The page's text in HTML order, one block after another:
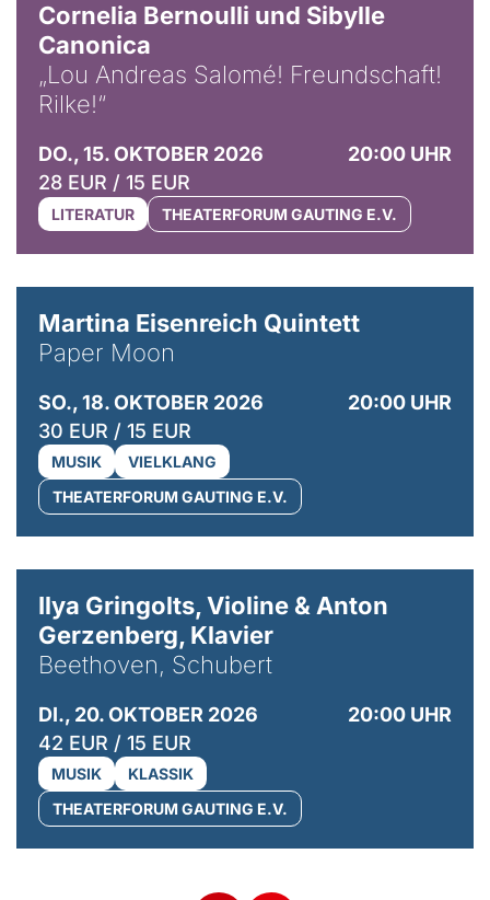
Cornelia Bernoulli und Sibylle
Canonica
„Lou Andreas Salomé! Freundschaft!
Rilke!“
DO., 15. OKTOBER 2026
20:00 UHR
28 EUR / 15 EUR
LITERATUR THEATERFORUM GAUTING E.V.
Martina Eisenreich Quintett
Paper Moon
SO., 18. OKTOBER 2026
20:00 UHR
30 EUR / 15 EUR
MUSIK
VIELKLANG
THEATERFORUM GAUTING E.V.
Ilya Gringolts, Violine & Anton
Gerzenberg, Klavier
Beethoven, Schubert
DI., 20. OKTOBER 2026
20:00 UHR
42 EUR / 15 EUR
MUSIK
KLASSIK
THEATERFORUM GAUTING E.V.